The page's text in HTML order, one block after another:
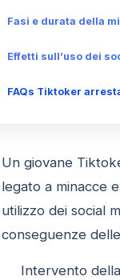
Fasi e durata della
Effetti sull’uso dei
FAQs Tiktoker
Un giovane
legato a minacce
utilizzo dei social
conseguenze
Intervento